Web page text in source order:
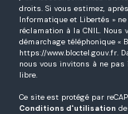
droits. Si vous estimez,
Informatique et Libertés »
réclamation à la CNIL. Nous
démarchage téléphonique «
https://www.bloctel.gouv.fr.
nous vous invitons à ne
libre.
Ce site est protégé par
Conditions d'utilisation